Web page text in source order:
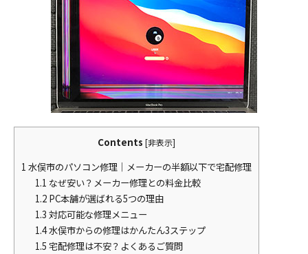
Contents [非表示]
1 水俣市のパソコン修理｜メーカーの半額以下で宅配修理
1.1 なぜ安い？メーカー修理との料金比較
1.2PC本舗が選ばれる5つの理由
1.3 対応可能な修理メニュー
1.4水俣市からの修理はかんたん3ステップ
1.5 宅配修理は不安？よくあるご質問